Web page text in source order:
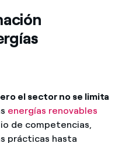
el sector no se limita
energías renovables
de competencias,
prácticas hasta